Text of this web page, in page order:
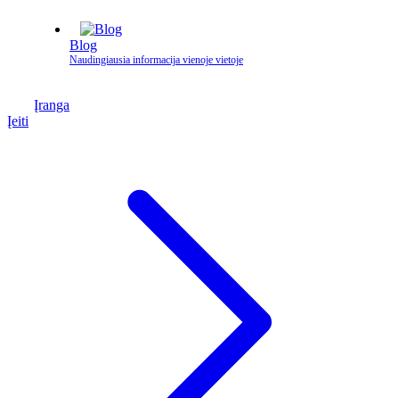
Blog
Naudingiausia informacija vienoje vietoje
Įranga
Įeiti